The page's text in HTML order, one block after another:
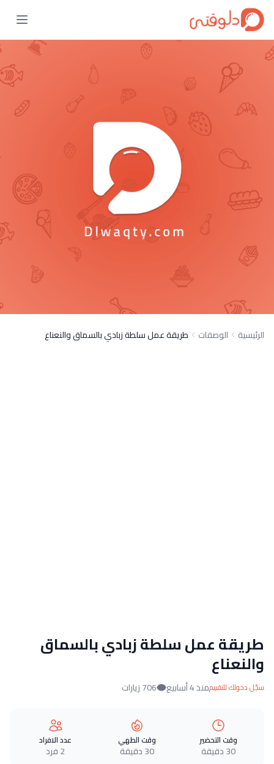
الرئيسية الوصفات طريقة عمل سلطة زبادي بالسماق والنعناع
طريقة عمل سلطة زبادي بالسماق
والنعناع
سجّل دخولك للتقييممنذ 4 أسابيع 706 زيارات
وقت التحضير
30 دقيقة
وقت الطهي
30 دقيقة
عدد الافراد
2 فرد